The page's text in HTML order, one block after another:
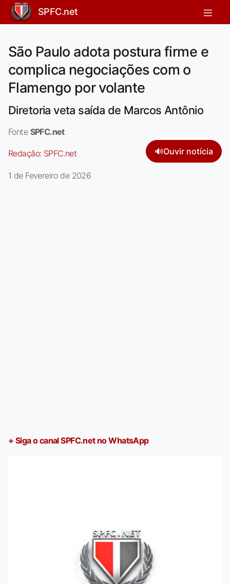
SPFC.net
São Paulo adota postura firme e
complica negociações com o
Flamengo por volante
Diretoria veta saída de Marcos Antônio
Fonte SPFC.net
Redação: SPFC.net 🔊Ouvir notícia
1 de Fevereiro de 2026
+ Siga o canal SPFC.net no WhatsApp